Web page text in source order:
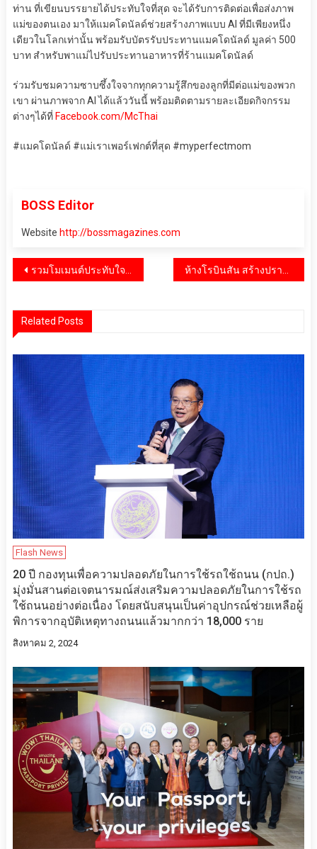
ท่าน ที่เขียนบรรยายได้ประทับใจที่สุด จะได้รับการติดต่อเพื่อส่งภาพ
แม่ของตนเอง มาให้แมคโดนัลด์ช่วยสร้างภาพแบบ AI ที่มีเพียงหนึ่ง
เดียวในโลกเท่านั้น พร้อมรับบัตรรับประทานแมคโดนัลด์ มูลค่า 500
บาท สำหรับพาแม่ไปรับประทานอาหารที่ร้านแมคโดนัลด์
ร่วมรับชมความซาบซึ้งใจจากทุกความรู้สึกของลูกที่มีต่อแม่ของพวก
เขา ผ่านภาพจาก AI ได้แล้ววันนี้ พร้อมติดตามรายละเอียดกิจกรรม
ต่างๆได้ที่ Facebook.com/McThai
#แมคโดนัลด์ #แม่เราเพอร์เฟกต์ที่สุด #myperfectmom
BOSS Editor
Website http://bossmagazines.com
แนะแนว
รวมโมเมนต์ประทับใจ ของเหล่าดาราเซเลบ ในงาน Watsons 27th Anniversary ห้างโรบินสัน สร้างปรากฏการณ์ “วันของแม่” แท็กทีม 5 หนุ่มฮอต กระจายความอบอุ่นให้ปกคลุมทุกพื้นที่ทั่วไทย กับแคมเปญ “ROBINSON HAPPY MOTHER’S DAY 2023”
Related Posts
Flash News
20 ปี กองทุนเพื่อความปลอดภัยในการใช้รถใช้ถนน (กปถ.)
มุ่งมั่นสานต่อเจตนารมณ์ส่งเสริมความปลอดภัยในการใช้รถ
ใช้ถนนอย่างต่อเนื่อง โดยสนับสนุนเป็นค่าอุปกรณ์ช่วยเหลือผู้
พิการจากอุบัติเหตุทางถนนแล้วมากกว่า 18,000 ราย
สิงหาคม 2, 2024